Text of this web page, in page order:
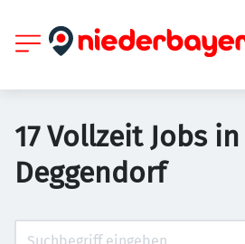
17 Vollzeit Jobs in
Deggendorf